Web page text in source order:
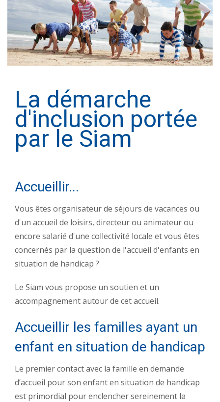
La démarche
d'inclusion portée
par le Siam
Accueillir...
Vous êtes organisateur de séjours de vacances ou
d'un accueil de loisirs, directeur ou animateur ou
encore salarié d'une collectivité locale et vous êtes
concernés par la question de l'accueil d'enfants en
situation de handicap ?
Le Siam vous propose un soutien et un
accompagnement autour de cet accueil.
Accueillir les familles ayant un
enfant en situation de handicap
Le premier contact avec la famille en demande
d’accueil pour son enfant en situation de handicap
est primordial pour enclencher sereinement la